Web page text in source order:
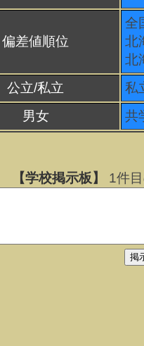
偏差値順位
全
北
北
公立/私立
私
男女
共
【学校掲示板】
1件